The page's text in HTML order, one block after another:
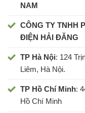
NAM
CÔNG TY TNHH
ĐIỆN HẢI ĐĂNG
TP Hà Nội: 124
Liêm, Hà Nội.
TP Hồ Chí Minh:
Hồ Chí Minh